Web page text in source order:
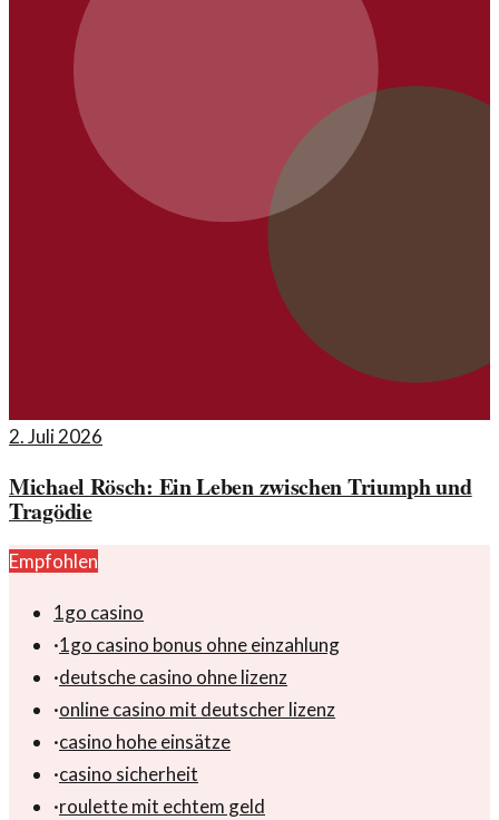
2. Juli 2026
Michael Rösch: Ein Leben zwischen Triumph und
Tragödie
Empfohlen
1go casino
·1go casino bonus ohne einzahlung
·deutsche casino ohne lizenz
·online casino mit deutscher lizenz
·casino hohe einsätze
·casino sicherheit
·roulette mit echtem geld